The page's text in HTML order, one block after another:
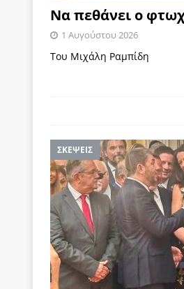
Να πεθάνει ο
1 Αυγούστου 2026
Του Μιχάλη Ραμπίδη
ΣΚΕΨΕΙΣ